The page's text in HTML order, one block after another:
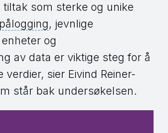
som sterke og unike
, jevnlige
og
av data er viktige steg for å
verdier, sier Eivind Reiner-
står bak undersøkelsen.